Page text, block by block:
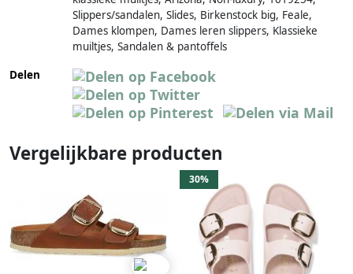
Slippers/sandalen, Slides, Birkenstock big, Feale,
Dames klompen, Dames leren slippers, Klassieke
muiltjes, Sandalen & pantoffels
Delen
Vergelijkbare producten
30%